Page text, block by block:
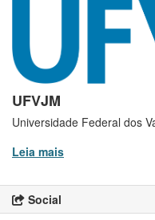
UFVJM
Universidade Federal dos
Leia mais
Social